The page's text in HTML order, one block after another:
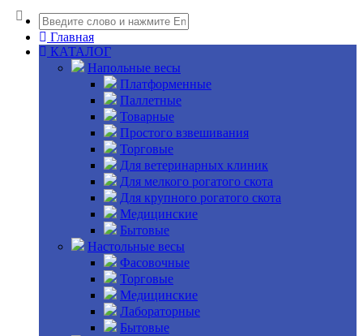
Главная
КАТАЛОГ
Напольные весы
Платформенные
Паллетные
Товарные
Простого взвешивания
Торговые
Для ветеринарных клиник
Для мелкого рогатого скота
Для крупного рогатого скота
Медицинские
Бытовые
Настольные весы
Фасовочные
Торговые
Медицинские
Лабораторные
Бытовые